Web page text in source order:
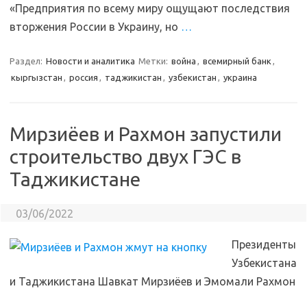
«Предприятия по всему миру ощущают последствия
вторжения России в Украину, но …
Раздел: Новости и аналитика Метки: война , всемирный банк ,
кыргызстан , россия , таджикистан , узбекистан , украина
Мирзиёев и Рахмон запустили
строительство двух ГЭС в
Таджикистане
03/06/2022
Президенты
Узбекистана
и Таджикистана Шавкат Мирзиёев и Эмомали Рахмон